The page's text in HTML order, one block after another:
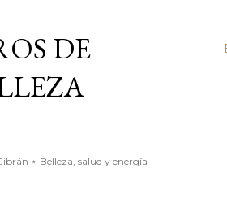
DE
⋆ Belleza, salud y energía